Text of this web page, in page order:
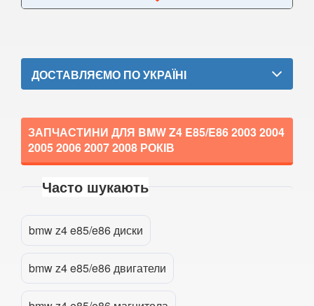
5 Series E61
5 Series F10
5 Series F11
5 Series G30/G31
5 Series G60/G61 mHEV
5 Series i5 (G60E/G61E/G68E)
M5 F90
attach_fileПрикріпити файл
ДОСТАВЛЯЄМО ПО УКРАЇНІ
ЗАПЧАСТИНИ ДЛЯ BMW Z4 E85/E862003 2004
2005 2006 2007 2008 РОКІВ
Часто шукають
bmw z4 e85/e86 диски
bmw z4 e85/e86 двигатели